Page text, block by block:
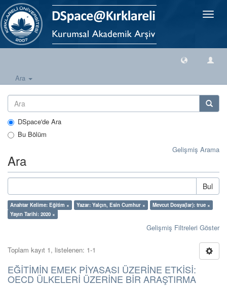
Geçiş
Ara
DSpace'de Ara
Bu Bölüm
Gelişmiş Arama
Ara
Bul
Anahtar Kelime: Eğitim × Yazar: Yalçın, Esin Cumhur ×
Mevcut Dosya(lar): true ×
Yayın Tarihi: 2020 ×
Gelişmiş Filtreleri Göster
Toplam kayıt 1, listelenen: 1-1
EĞİTİMİN EMEK PİYASASI ÜZERİNE ETKİSİ:
OECD ÜLKELERİ ÜZERİNE BİR ARAŞTIRMA